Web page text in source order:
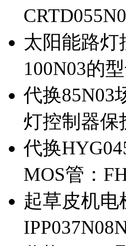
太阳能路灯
100N03的
代换85N03
灯控制器保
代换
MOS管：
起草皮机电